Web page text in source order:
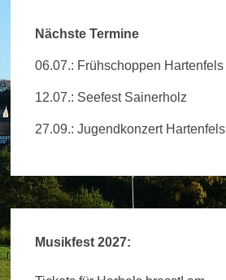
Nächste Termine
06.07.: Frühschoppen Hartenfels
12.07.: Seefest Sainerholz
27.09.: Jugendkonzert Hartenfels
Musikfest 2027: